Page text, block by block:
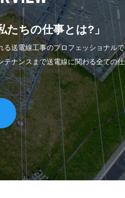
たちの仕事とは?」
る送電線工事のプロフェッショナルで
テナンスまで送電線に関わる全ての仕